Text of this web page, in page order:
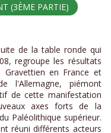
(3ÈME PARTIE)
de la table ronde qui
regroupe les résultats
en France et
l'Allemagne, piémont
de cette manifestation
axes forts de la
Paléolithique supérieur.
réuni différents acteurs